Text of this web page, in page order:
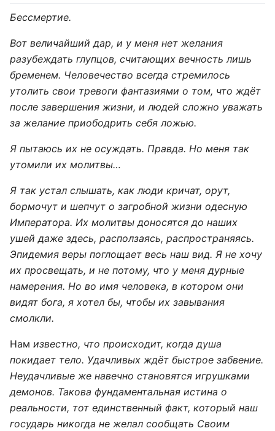
Бессмертие.
Вот величайший дар, и у меня нет желания
разубеждать глупцов, считающих вечность лишь
бременем. Человечество всегда стремилось
утолить свои тревоги фантазиями о том, что ждёт
после завершения жизни, и людей сложно уважать
за желание приободрить себя ложью.
Я пытаюсь их не осуждать. Правда. Но меня так
утомили их молитвы…
Я так устал слышать, как люди кричат, орут,
бормочут и шепчут о загробной жизни одесную
Императора. Их молитвы доносятся до наших
ушей даже здесь, расползаясь, распространяясь.
Эпидемия веры поглощает весь наш вид. Я не хочу
их просвещать, и не потому, что у меня дурные
намерения. Но во имя человека, в котором они
видят бога, я хотел бы, чтобы их завывания
смолкли.
Нам известно, что происходит, когда душа
покидает тело. Удачливых ждёт быстрое забвение.
Неудачливые же навечно становятся игрушками
демонов. Такова фундаментальная истина о
реальности, тот единственный факт, который наш
государь никогда не желал сообщать Своим